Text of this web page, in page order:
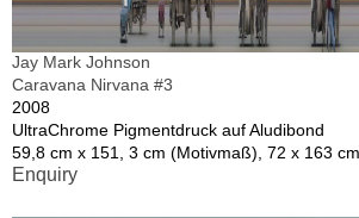
Jay Mark Johnson
Caravana Nirvana #3
2008
UltraChrome Pigmentdruck auf Aludibond
59,8 cm x 151, 3 cm (Motivmaß), 72 x 163
Enquiry